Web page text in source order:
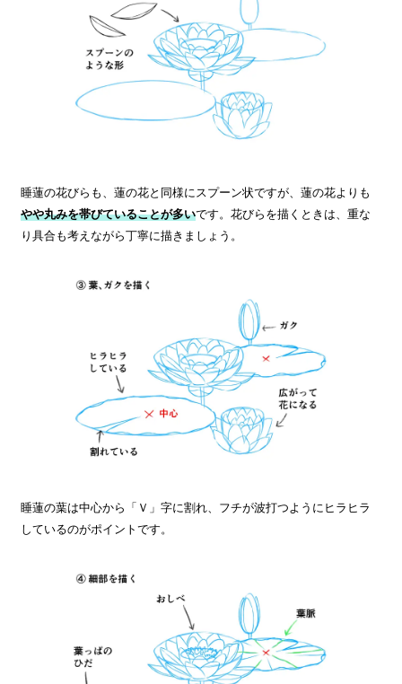
睡蓮の花びらも、蓮の花と同様にスプーン状ですが、蓮の花よりも
やや丸みを帯びていることが多いです。花びらを描くときは、重な
り具合も考えながら丁寧に描きましょう。
睡蓮の葉は中心から「Ｖ」字に割れ、フチが波打つようにヒラヒラ
しているのがポイントです。